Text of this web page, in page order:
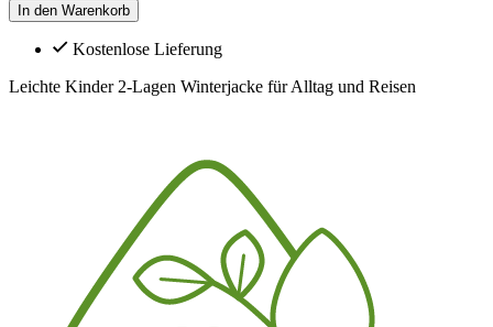
In den Warenkorb
Kostenlose Lieferung
Leichte Kinder 2-Lagen Winterjacke für Alltag und Reisen